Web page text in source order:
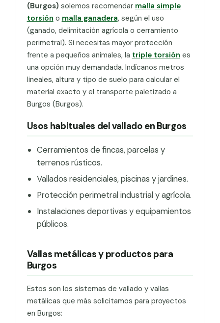
(Burgos) solemos recomendar malla simple
torsión o malla ganadera, según el uso
(ganado, delimitación agrícola o cerramiento
perimetral). Si necesitas mayor protección
frente a pequeños animales, la triple torsión es
una opción muy demandada. Indícanos metros
lineales, altura y tipo de suelo para calcular el
material exacto y el transporte paletizado a
Burgos (Burgos).
Usos habituales del vallado en Burgos
Cerramientos de fincas, parcelas y
terrenos rústicos.
Vallados residenciales, piscinas y jardines.
Protección perimetral industrial y agrícola.
Instalaciones deportivas y equipamientos
públicos.
Vallas metálicas y productos para
Burgos
Estos son los sistemas de vallado y vallas
metálicas que más solicitamos para proyectos
en Burgos: